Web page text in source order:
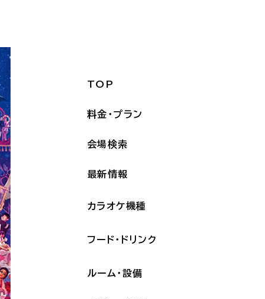
TOP
料金・プラン
会場検索
最新情報
カラオケ機種
フード・ドリンク
ルーム・設備